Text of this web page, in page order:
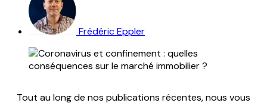
Frédéric Eppler
Tout au long de nos publications récentes, nous vous